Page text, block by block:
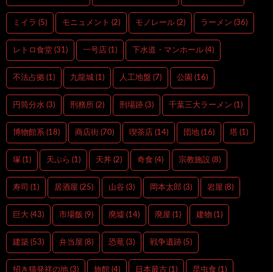
ミイラ (5) モニュメント (2) モノレール (2) ラーメン (36)
レトロ食堂 (31) 一号店 (1) 下水道・マンホール (4)
不法占拠 (1) 九龍城 (1) 人工地盤 (7) 公園 (16)
円筒分水 (3) 刑務所 (2) 刑場跡 (3) 千葉三大ラーメン (1)
博物館系 (18) 商店街 (70) 喫茶店 (14) 団地 (16) 塔 (1)
塚 (1) 天ぷら (1) 天丼 (2) 奇食 (4) 宗教施設 (8)
寿司 (1) 居酒屋 (25) 山谷 (3) 岡本太郎 (3) 岩屋 (8)
巨大 (43) 市場飯 (9) 廃墟 (14) 廃屋 (1) 建物 (1)
建築 (53) 弁当屋 (8) 恐竜 (3) 戦争遺跡 (5)
招き猫発祥の地 (3) 旅館 (4) 日本最古 (1) 昆虫食 (1)